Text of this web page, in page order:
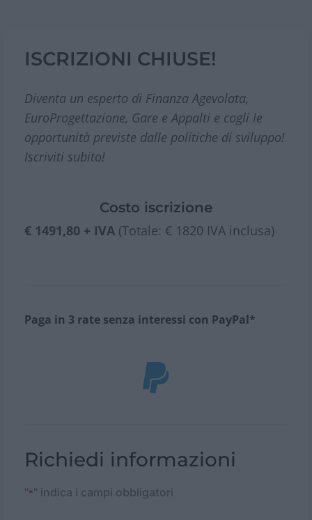
ISCRIZIONI CHIUSE!
Diventa un esperto di Finanza Agevolata,
EuroProgettazione, Gare e Appalti e cogli le
opportunità previste dalle politiche di sviluppo!
Iscriviti subito!
Costo iscrizione
€ 1491,80 + IVA (Totale: € 1820 IVA inclusa)
Paga in 3 rate senza interessi con PayPal*
Richiedi informazioni
"*" indica i campi obbligatori